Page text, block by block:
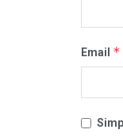
Email *